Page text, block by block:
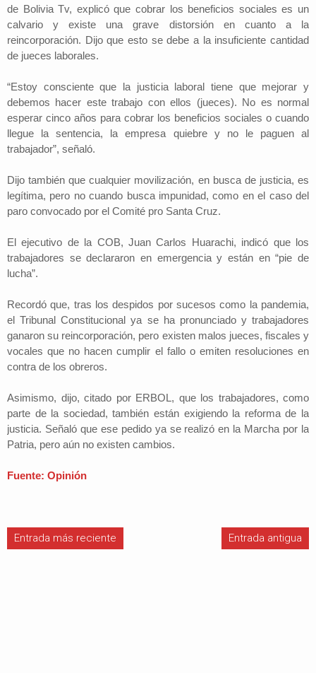
de Bolivia Tv, explicó que cobrar los beneficios sociales es un
calvario y existe una grave distorsión en cuanto a la
reincorporación. Dijo que esto se debe a la insuficiente cantidad
de jueces laborales.
“Estoy consciente que la justicia laboral tiene que mejorar y
debemos hacer este trabajo con ellos (jueces). No es normal
esperar cinco años para cobrar los beneficios sociales o cuando
llegue la sentencia, la empresa quiebre y no le paguen al
trabajador”, señaló.
Dijo también que cualquier movilización, en busca de justicia, es
legítima, pero no cuando busca impunidad, como en el caso del
paro convocado por el Comité pro Santa Cruz.
El ejecutivo de la COB, Juan Carlos Huarachi, indicó que los
trabajadores se declararon en emergencia y están en “pie de
lucha”.
Recordó que, tras los despidos por sucesos como la pandemia,
el Tribunal Constitucional ya se ha pronunciado y trabajadores
ganaron su reincorporación, pero existen malos jueces, fiscales y
vocales que no hacen cumplir el fallo o emiten resoluciones en
contra de los obreros.
Asimismo, dijo, citado por ERBOL, que los trabajadores, como
parte de la sociedad, también están exigiendo la reforma de la
justicia. Señaló que ese pedido ya se realizó en la Marcha por la
Patria, pero aún no existen cambios.
Fuente: Opinión
Entrada más reciente Entrada antigua